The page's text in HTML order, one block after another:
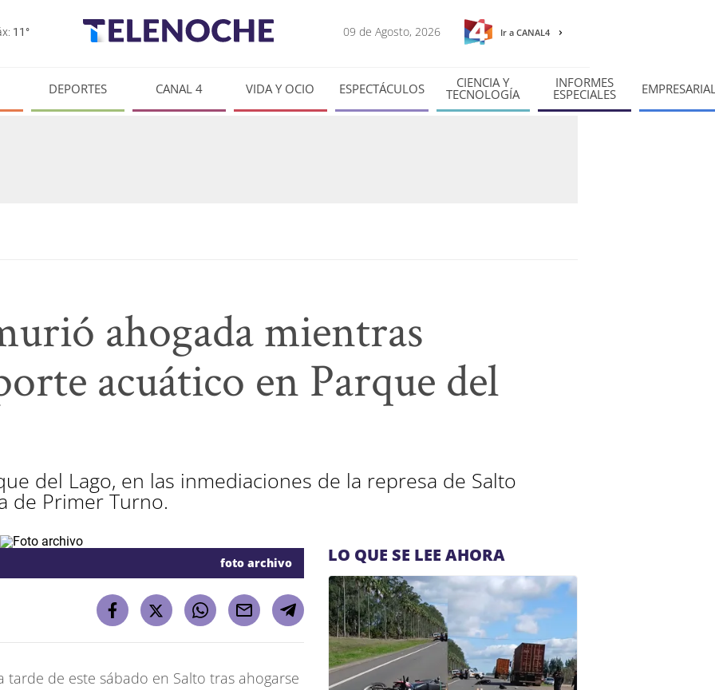
11° 09 de Agosto, 2026 Ir a CANAL4
DEPORTES CANAL 4 VIDA Y OCIO ESPECTÁCULOS CIENCIA Y
TECNOLOGÍA
INFORMES
ESPECIALES
ahogada mientras
acuático en Parque del
del Lago, en las inmediaciones de la represa de Salto
de Primer Turno.
foto archivo
de este sábado en Salto tras ahogarse
LO QUE SE LEE AHORA